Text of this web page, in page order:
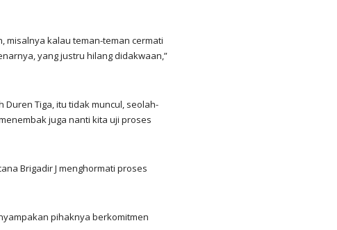
misalnya kalau teman-teman cermati
yang justru hilang didakwaan,”
Tiga, itu tidak muncul, seolah-
juga nanti kita uji proses
Brigadir J menghormati proses
pihaknya berkomitmen